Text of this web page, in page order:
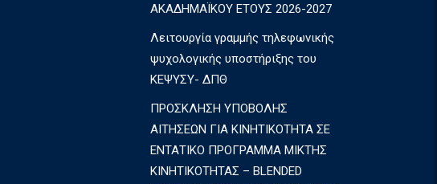
ΑΚΑΔΗΜΑΪΚΟΥ ΕΤΟΥΣ 2026-2027
Λειτουργία γραμμής τηλεφωνικής
ψυχολογικής υποστήριξης του
ΚΕΨΥΣΥ- ΔΠΘ
ΠΡΟΣΚΛΗΣΗ ΥΠΟΒΟΛΗΣ
ΑΙΤΗΣΕΩΝ ΓΙΑ ΚΙΝΗΤΙΚΟΤΗΤΑ ΣΕ
ΕΝΤΑΤΙΚΟ ΠΡΟΓΡΑΜΜΑ ΜΙΚΤΗΣ
ΚΙΝΗΤΙΚΟΤΗΤΑΣ – BLENDED